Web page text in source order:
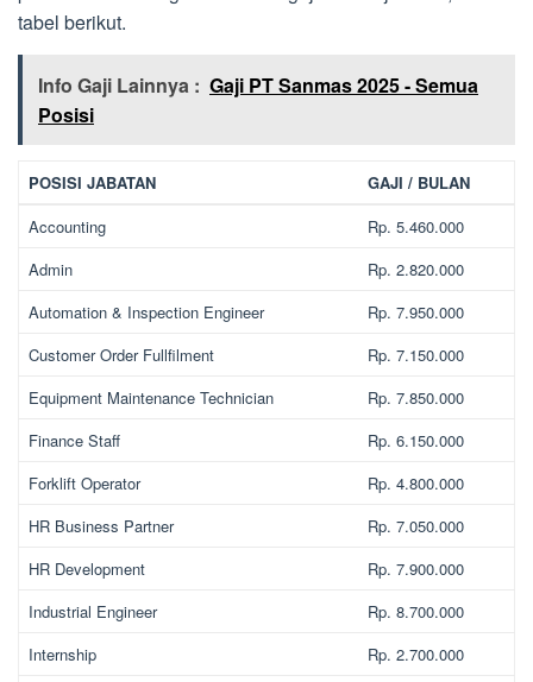
tabel berikut.
Info Gaji Lainnya : Gaji PT Sanmas 2025 - Semua
Posisi
POSISI JABATAN
GAJI / BULAN
Accounting
Rp. 5.460.000
Admin
Rp. 2.820.000
Automation & Inspection Engineer
Rp. 7.950.000
Customer Order Fullfilment
Rp. 7.150.000
Equipment Maintenance Technician
Rp. 7.850.000
Finance Staff
Rp. 6.150.000
Forklift Operator
Rp. 4.800.000
HR Business Partner
Rp. 7.050.000
HR Development
Rp. 7.900.000
Industrial Engineer
Rp. 8.700.000
Internship
Rp. 2.700.000